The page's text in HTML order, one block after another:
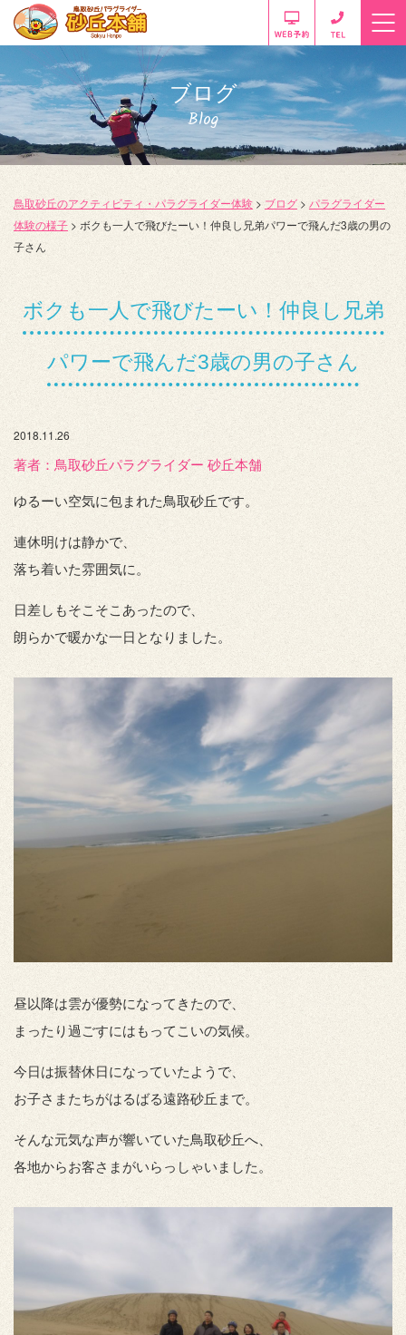
ブログ
Blog
鳥取砂丘のアクティビティ・パラグライダー体験 > ブログ > パラグライダー
体験の様子 > ボクも一人で飛びたーい！仲良し兄弟パワーで飛んだ3歳の男の
子さん
ボクも一人で飛びたーい！仲良し兄弟
パワーで飛んだ3歳の男の子さん
2018.11.26
著者：️鳥取砂丘パラグライダー 砂丘本舗
ゆるーい空気に包まれた鳥取砂丘です。
連休明けは静かで、
落ち着いた雰囲気に。
日差しもそこそこあったので、
朗らかで暖かな一日となりました。
昼以降は雲が優勢になってきたので、
まったり過ごすにはもってこいの気候。
今日は振替休日になっていたようで、
お子さまたちがはるばる遠路砂丘まで。
そんな元気な声が響いていた鳥取砂丘へ、
各地からお客さまがいらっしゃいました。